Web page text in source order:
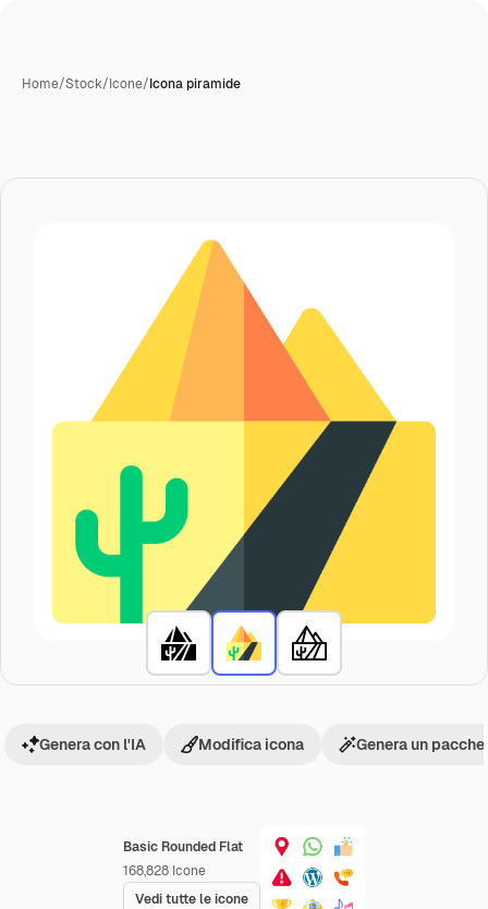
Home/Stock/Icone/Icona piramide
Basic Rounded Flat
168,828 Icone
Vedi tutte le icone
Genera con l'IA Modifica icona Genera un